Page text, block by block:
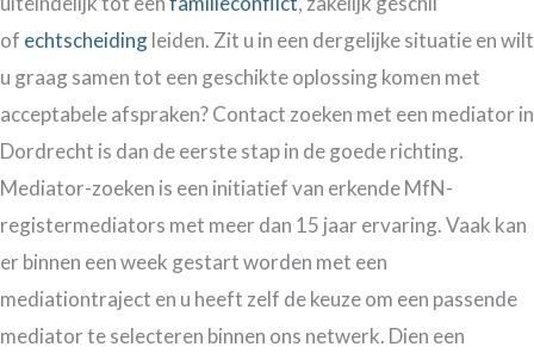
of echtscheidingleiden. Zit u in een dergelijke situatie en wilt
u graag samen tot een geschikte oplossing komen met
acceptabele afspraken? Contact zoeken met een mediator in
Dordrecht is dan de eerste stap in de goede richting.
Mediator-zoeken is een initiatief van erkende MfN-
registermediators met meer dan 15 jaar ervaring. Vaak kan
er binnen een week gestart worden met een
mediationtraject en u heeft zelf de keuze om een passende
mediator te selecteren binnen ons netwerk. Dien een